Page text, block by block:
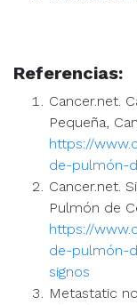
Referencias:
Cancer.net.
Pequeña,
https://
de-pulmón-
Cancer.net.
Pulmón de
https://
de-pulmón-
signos
Metastatic